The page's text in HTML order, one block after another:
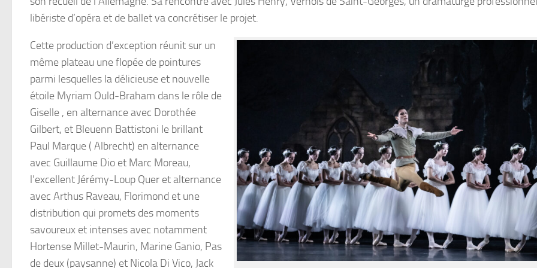
libériste d’opéra et de ballet va concrétiser le projet.
Cette production d’exception réunit sur un
même plateau une flopée de pointures
parmi lesquelles la délicieuse et nouvelle
étoile Myriam Ould-Braham dans le rôle de
Giselle , en alternance avec Dorothée
Gilbert, et Bleuenn Battistoni le brillant
Paul Marque ( Albrecht) en alternance
avec Guillaume Dio et Marc Moreau,
l’excellent Jérémy-Loup Quer et alternance
avec Arthus Raveau, Florimond et une
distribution qui promets des moments
savoureux et intenses avec notamment
Hortense Millet-Maurin, Marine Ganio, Pas
de deux (paysanne) et Nicola Di Vico, Jack